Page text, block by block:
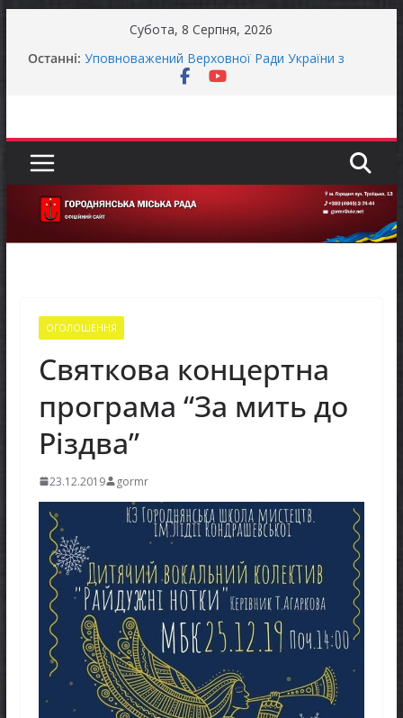
Субота, 8 Серпня, 2026
Останні: Уповноважений Верховної Ради України з
прав людини проводить опитування щодо
МОВЧАННЯ
Як отримати компенсацію за товари, придбані
для ветеранського бізнесу
ОГОЛОШЕННЯ
Святкова концертна
програма “За мить до
Різдва”
23.12.2019 gormr